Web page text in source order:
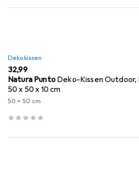
Dekokissen
EUR
32,99
Natura Punto Deko-Kissen Outdoor,
50 x 50 x 10 cm
50 x 50 cm